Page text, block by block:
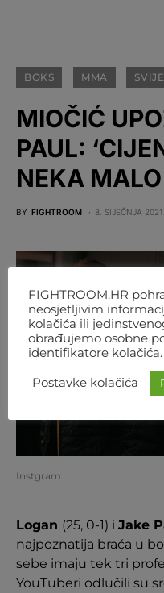
BOKS MMA
MIOČIĆ
PAUL:
NEKA MALO
BY FIGHTROOM 8. SIJEČNJA
Instgram
Logan (25, 0-1) i Jake
najpoznatija braća u
sebe imaju tek tri
YouTuberi odlučili su
FIGHTROOM.HR
neosjetljivim
kolačića ili
obrađujemo osobne
identifikatore kolačića.
Postavke kolačića